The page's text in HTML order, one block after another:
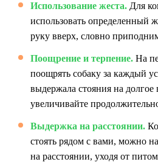
Использование жеста. Для
использовать определенный
руку вверх, словно
Поощрение и терпение. На
поощрять собаку за каждый
выдержала стояния на
увеличивайте
Выдержка на расстоянии.
стоять рядом с вами, можно
на расстоянии, уходя от